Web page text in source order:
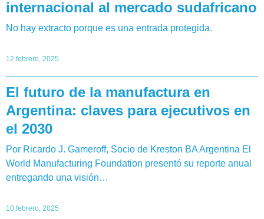
internacional al mercado sudafricano
No hay extracto porque es una entrada protegida.
12 febrero, 2025
El futuro de la manufactura en
Argentina: claves para ejecutivos en
el 2030
Por Ricardo J. Gameroff, Socio de Kreston BA Argentina El
World Manufacturing Foundation presentó su reporte anual
entregando una visión…
10 febrero, 2025